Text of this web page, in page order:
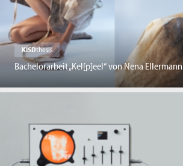
KISDthesis
Bachelorarbeit „Kel[p]eel“ von Nena Ellermann